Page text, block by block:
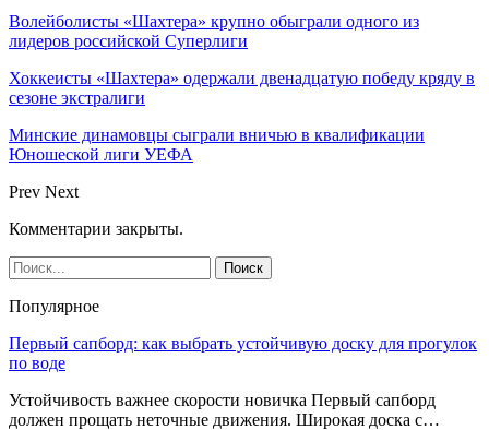
Волейболисты «Шахтера» крупно обыграли одного из
лидеров российской Суперлиги
Хоккеисты «Шахтера» одержали двенадцатую победу кряду в
сезоне экстралиги
Минские динамовцы сыграли вничью в квалификации
Юношеской лиги УЕФА
Prev Next
Комментарии закрыты.
Популярное
Первый сапборд: как выбрать устойчивую доску для прогулок
по воде
Устойчивость важнее скорости новичка Первый сапборд
должен прощать неточные движения. Широкая доска с…